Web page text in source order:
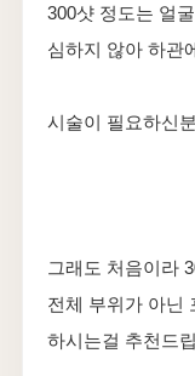
300샷 정도는 얼
심하지 않아 하관
시술이 필요하신
그래도 처음이라
전체 부위가 아닌
하시는걸 추천드